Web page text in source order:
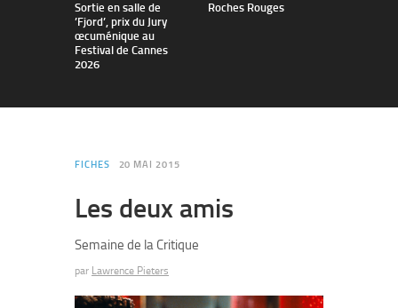
Sortie en salle de
’Fjord’, prix du Jury
œcuménique au
Festival de Cannes
2026
Roches Rouges
FICHES 20 MAI 2015
Les deux amis
Semaine de la Critique
par Lawrence Pieters